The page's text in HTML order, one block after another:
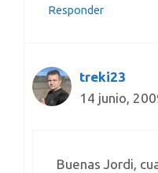
Responder
treki23
14 junio,
Buenas Jordi,